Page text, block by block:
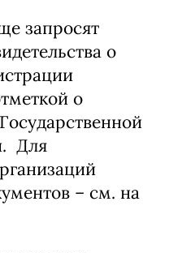
запросят
о
о
Для
– см. на